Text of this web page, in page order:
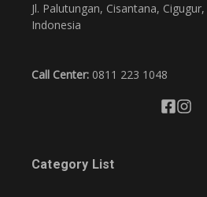
Jl. Palutungan, Cisantana,
Indonesia
Call Center: 0811 223 1048
Category List